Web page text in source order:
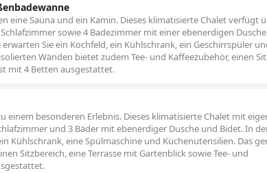
eine Sauna und ein Kamin. Dieses klimatisierte Chalet verfügt
sowie 4 Badezimmer mit einer ebenerdigen
Sie ein Kochfeld, ein Kühlschrank, ein Geschirrspüler
Wänden bietet zudem Tee- und Kaffeezubehör, einen
mit 4 Betten ausgestattet.
einem besonderen Erlebnis. Dieses klimatisierte Chalet mit
und 3 Bäder mit ebenerdiger Dusche und Bidet. In
Kühlschrank, eine Spülmaschine und Küchenutensilien. Das
Sitzbereich, eine Terrasse mit Gartenblick sowie Tee- und